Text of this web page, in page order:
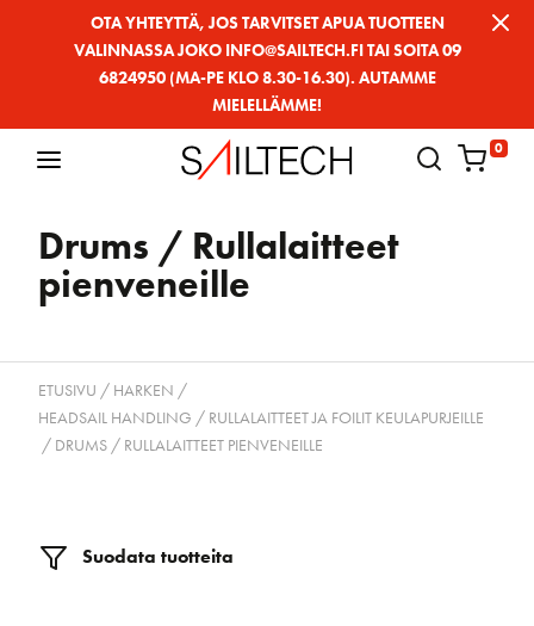
OTA YHTEYTTÄ, JOS TARVITSET APUA TUOTTEEN
VALINNASSA JOKO INFO@SAILTECH.FI TAI SOITA 09
6824950 (MA-PE KLO 8.30-16.30). AUTAMME
MIELELLÄMME!
0
Drums / Rullalaitteet
pienveneille
ETUSIVU / HARKEN /
HEADSAIL HANDLING / RULLALAITTEET JA FOILIT KEULAPURJEILLE
/ DRUMS / RULLALAITTEET PIENVENEILLE
Suodata tuotteita